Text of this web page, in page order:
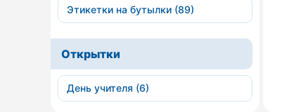
Этикетки на бутылки (89)
Открытки
День учителя (6)